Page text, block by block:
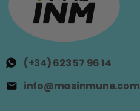
(+34) 623 57 96 14
info@masinmune.com